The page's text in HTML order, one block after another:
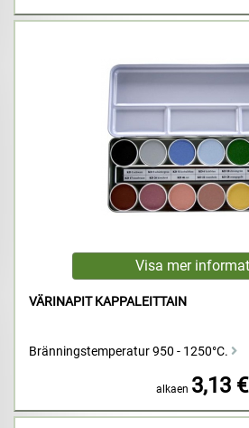
VÄRINAPIT KAPPALEITTAIN
Bränningstemperatur 950 - 1250°C.
alkaen 3,13 €